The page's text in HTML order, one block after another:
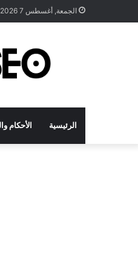
الجمعة, أغسطس 7 2026
الرئيسية الأحكام